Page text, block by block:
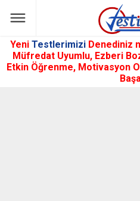
Yeni Testlerimizi Denediniz
Müfredat Uyumlu, Ezberi
Etkin Öğrenme, Motivasyon